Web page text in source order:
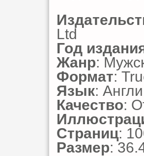
Ltd
Год
Жанр:
Формат:
Язык:
Качество:
Страниц:
Размер: